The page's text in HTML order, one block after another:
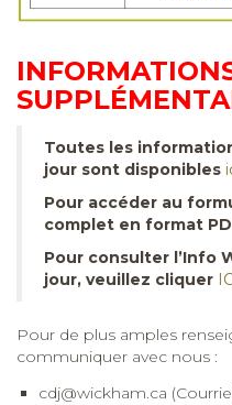
Toutes les
jour sont disponibles
Pour accéder au
complet en format
Pour consulter l’Info
jour, veuillez cliquer
Pour de plus amples
communiquer avec nous :
cdj@wickham.ca